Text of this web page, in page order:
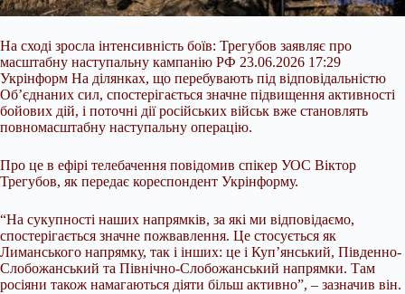
На сході зросла інтенсивність боїв: Трегубов заявляє про
масштабну наступальну кампанію РФ 23.06.2026 17:29
Укрінформ На ділянках, що перебувають під відповідальністю
Об’єднаних сил, спостерігається значне підвищення активності
бойових дій, і поточні дії російських військ вже становлять
повномасштабну наступальну операцію.
Про це в ефірі телебачення повідомив спікер УОС Віктор
Трегубов, як передає кореспондент Укрінформу.
“На сукупності наших напрямків, за які ми відповідаємо,
спостерігається значне пожвавлення. Це стосується як
Лиманського напрямку, так і інших: це і Куп’янський, Південно-
Слобожанський та Північно-Слобожанський напрямки. Там
росіяни також намагаються діяти більш активно”, – зазначив він.